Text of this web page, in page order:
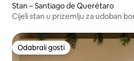
Stan – Santiago de Querétaro
Cijeli stan u prizemlju za udoban
Odabrali gosti
Odabrali gosti